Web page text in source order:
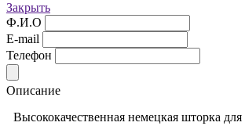
Закрыть
Ф.И.О
E-mail
Телефон
Описание
Высококачественная немецкая шторка